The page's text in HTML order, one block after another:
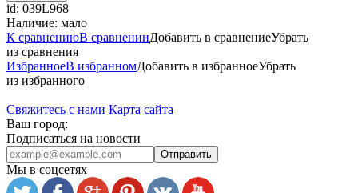
id: 039L968
Наличие: мало
К сравнениюВ сравненииДобавить в сравнениеУбрать
из сравнения
ИзбранноеВ избранномДобавить в избранноеУбрать
из избранного
Свяжитесь с нами Карта сайта
Ваш город:
Подписаться на новости
Отправить
Мы в соцсетях